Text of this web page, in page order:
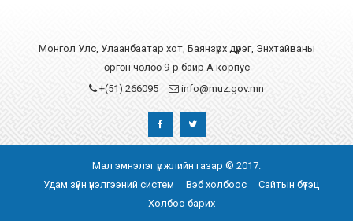
Монгол Улс, Улаанбаатар хот, Баянзүрх дүүрэг, Энхтайваны
өргөн чөлөө 9-р байр А корпус
+(51) 266095
info@muz.gov.mn
Мал эмнэлэг үржлийн газар © 2017.
Удам зүйн үнэлгээний систем
Вэб холбоос
Сайтын бүтэц
Холбоо барих